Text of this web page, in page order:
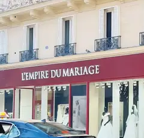
.
.
.
.